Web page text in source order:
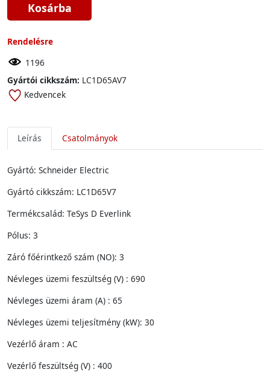
Kosárba
Rendelésre
1196
Gyártói cikkszám: LC1D65AV7
Kedvencek
Leírás Csatolmányok
Gyártó: Schneider Electric
Gyártó cikkszám: LC1D65V7
Termékcsalád: TeSys D Everlink
Pólus: 3
Záró főérintkező szám (NO): 3
Névleges üzemi feszültség (V) : 690
Névleges üzemi áram (A) : 65
Névleges üzemi teljesítmény (kW): 30
Vezérlő áram : AC
Vezérlő feszültség (V) : 400